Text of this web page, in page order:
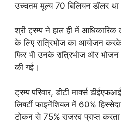
उच्चतम मूल्य 70 बिलियन डॉलर
श्री ट्रम्प ने हाल ही में आधिकारिक
के लिए रात्रिभोज का आयोजन
फिर भी उनके रात्रिभोज और
की गई।
ट्रम्प परिवार, डीटी मार्क्स
लिबर्टी फाइनेंशियल में 60%
टोकन से 75% राजस्व प्राप्त